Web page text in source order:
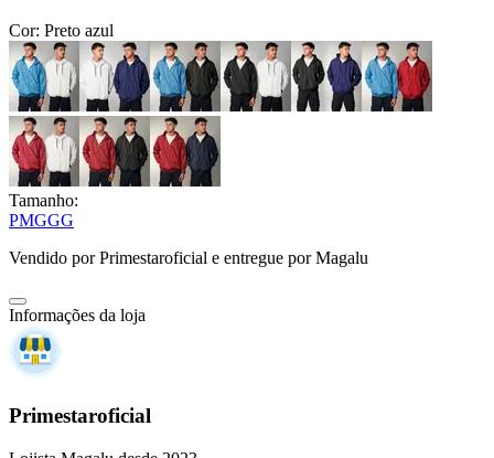
Cor: Preto azul
Tamanho:
PMGGG
Vendido porPrimestaroficial e entregue por Magalu
Informações da loja
Primestaroficial